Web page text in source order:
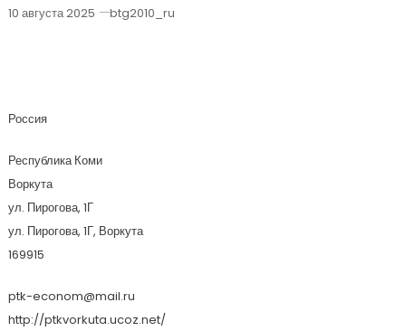
10 августа 2025 btg2010_ru
Россия
Республика Коми
Воркута
ул. Пирогова, 1Г
ул. Пирогова, 1Г, Воркута
169915
ptk-econom@mail.ru
http://ptkvorkuta.ucoz.net/